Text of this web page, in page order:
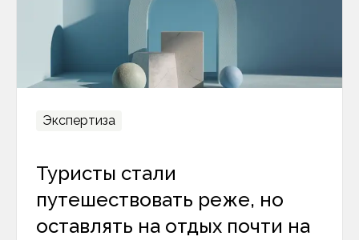
Экспертиза
Туристы стали
путешествовать реже, но
оставлять на отдых почти на